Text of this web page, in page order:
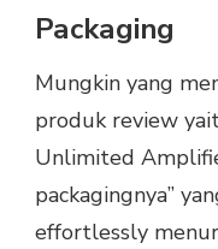
Packaging
Mungkin yang
produk review
Unlimited
packagingnya”
effortlessly